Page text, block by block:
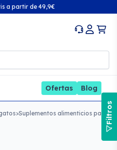
a partir de 49,9€
Ofertas Blog
>Suplementos alimenticios paraFiltros